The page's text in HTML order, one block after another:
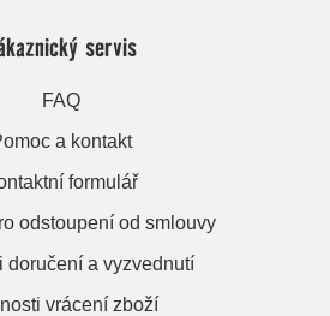
servis
FAQ
a kontakt
formulář
odstoupení od smlouvy
doručení a vyzvednutí
vrácení zboží